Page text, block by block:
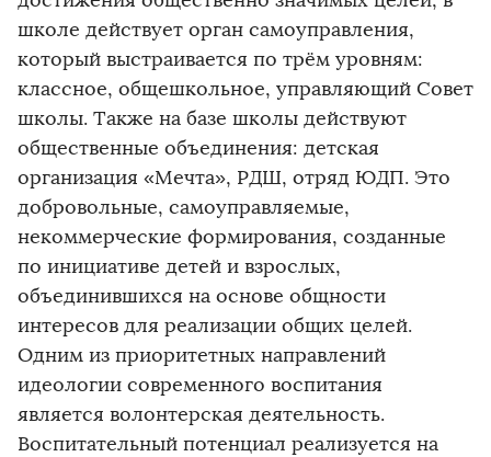
школе действует орган самоуправления,
который выстраивается по трём уровням:
классное, общешкольное, управляющий Совет
школы. Также на базе школы действуют
общественные объединения: детская
организация «Мечта», РДШ, отряд ЮДП. Это
добровольные, самоуправляемые,
некоммерческие формирования, созданные
по инициативе детей и взрослых,
объединившихся на основе общности
интересов для реализации общих целей.
Одним из приоритетных направлений
идеологии современного воспитания
является волонтерская деятельность.
Воспитательный потенциал реализуется на